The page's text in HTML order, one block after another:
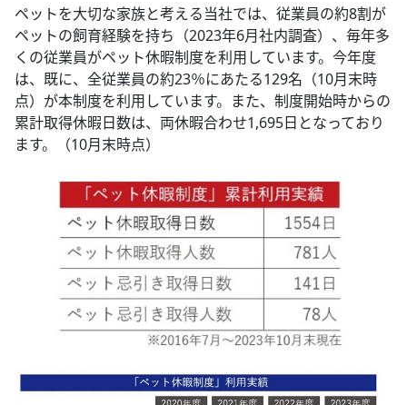
ペットを大切な家族と考える当社では、従業員の約8割が
ペットの飼育経験を持ち（2023年6月社内調査）、毎年多
くの従業員がペット休暇制度を利用しています。今年度
は、既に、全従業員の約23％にあたる129名（10月末時
点）が本制度を利用しています。また、制度開始時からの
累計取得休暇日数は、両休暇合わせ1,695日となっており
ます。（10月末時点）